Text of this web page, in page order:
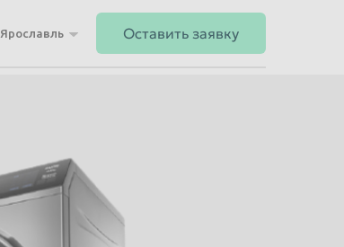
Ярославль Оставить заявку